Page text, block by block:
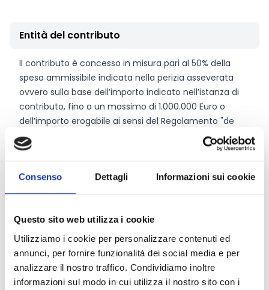
Consenso Dettagli Informazioni sui cookie
Questo sito web utilizza i cookie
Utilizziamo i cookie per personalizzare contenuti ed
annunci, per fornire funzionalità dei social media e per
analizzare il nostro traffico. Condividiamo inoltre
informazioni sul modo in cui utilizza il nostro sito con i
Entità del contributo
Il contributo è concesso in misura pari al 50% della
spesa ammissibile indicata nella perizia asseverata
ovvero sulla base dell’importo indicato nell’istanza di
contributo, fino a un massimo di 1.000.000 Euro o
dell’importo erogabile ai sensi del Regolamento "de
minimis" n. 2831/2023.
Link e Documenti
Bando
Si consiglia di consultare regolarmente il sito web
ufficiale del bando per gli aggiornamenti e le
informazioni addizionali.